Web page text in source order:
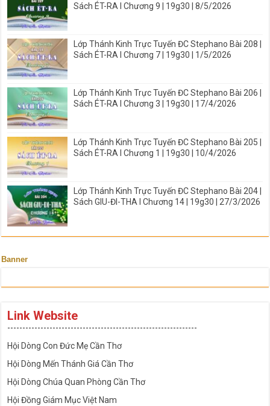
Sách ÉT-RA I Chương 9 | 19g30 | 8/5/2026
Lớp Thánh Kinh Trực Tuyến ĐC Stephano Bài 208 |
Sách ÉT-RA I Chương 7 | 19g30 | 1/5/2026
Lớp Thánh Kinh Trực Tuyến ĐC Stephano Bài 206 |
Sách ÉT-RA I Chương 3 | 19g30 | 17/4/2026
Lớp Thánh Kinh Trực Tuyến ĐC Stephano Bài 205 |
Sách ÉT-RA I Chương 1 | 19g30 | 10/4/2026
Lớp Thánh Kinh Trực Tuyến ĐC Stephano Bài 204 |
Sách GIU-ĐI-THA I Chương 14 | 19g30 | 27/3/2026
Banner
Link Website
---------------------------------------------------------------
Hội Dòng Con Đức Mẹ Cần Thơ
Hội Dòng Mến Thánh Giá Cần Thơ
Hội Dòng Chúa Quan Phòng Cần Thơ
Hội Đồng Giám Mục Việt Nam